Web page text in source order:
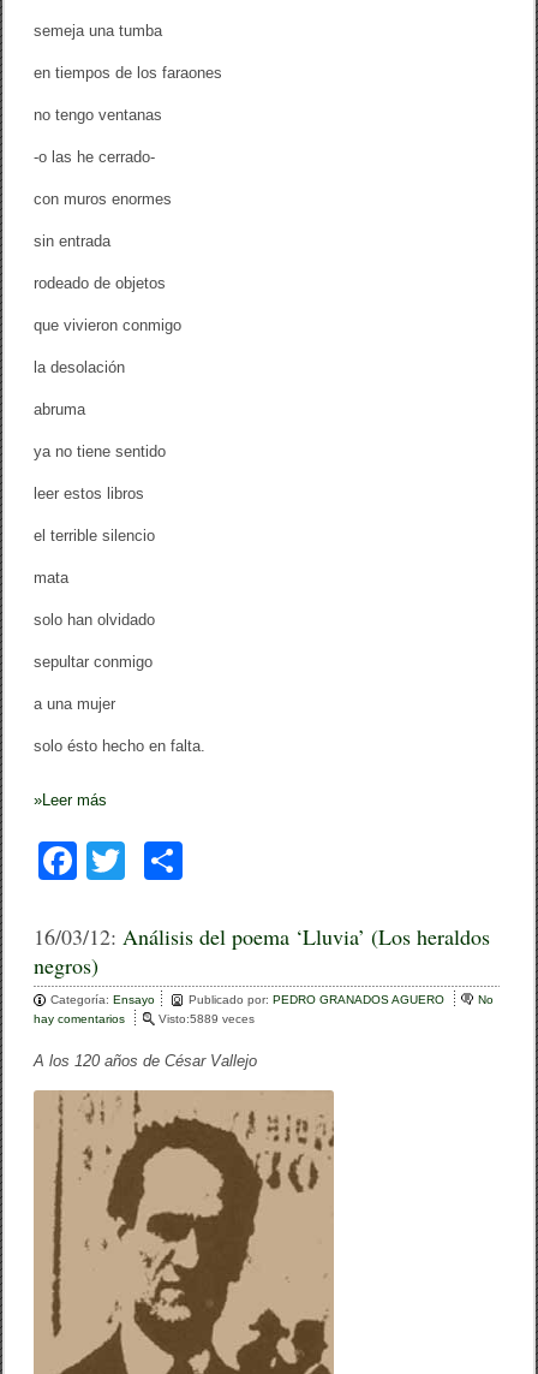
semeja una tumba
en tiempos de los faraones
no tengo ventanas
-o las he cerrado-
con muros enormes
sin entrada
rodeado de objetos
que vivieron conmigo
la desolación
abruma
ya no tiene sentido
leer estos libros
el terrible silencio
mata
solo han olvidado
sepultar conmigo
a una mujer
solo ésto hecho en falta.
»Leer más
F
c
e
b
o
o
k
tt
er
m
p
ar
tir
16/03/12:Análisis del poema ‘Lluvia’ (Los heraldos
negros)
Categoría:Ensayo Publicado por:PEDRO GRANADOS AGUERO
No
hay comentarios
A
s
e
m
‘
Visto:5889 veces
A los 120 años de César Vallejo